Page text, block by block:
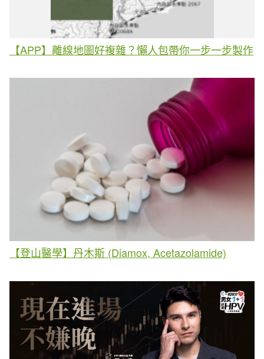
【APP】離線地圖好複雜？懶人包帶你一步一步製作
【登山醫學】丹木斯 (Diamox, Acetazolamide)